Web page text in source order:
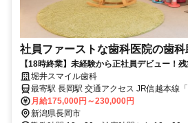
社員ファーストな歯科医院の歯科
【18時終業】未経験から正社員デビュー！
く働ける歯科助手
堀井スマイル歯科
最寄駅 長岡駅 交通アクセス JR信越本線「長岡駅」より車で15分 ＜
バスからのアクセス＞ 「長岡駅」大手口7番線乗り場 （江陽団地、精
神医療センター行）から バス停「下柳」より徒歩1分 ●マイカー通勤
月給175,000円～230,000円
新潟県長岡市